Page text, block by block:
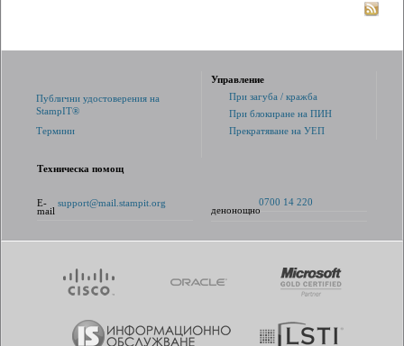
Публични удостоверения на
StampIT®
Термини
Управление
При загуба / кражба
При блокиране на ПИН
Прекратяване на УЕП
Техническа помощ
support@mail.stampit.org
E-
mail
0700 14 220
денонощно